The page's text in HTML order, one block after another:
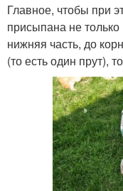
Главное, чтобы при
присыпана не
нижняя часть, до
(то есть один прут),